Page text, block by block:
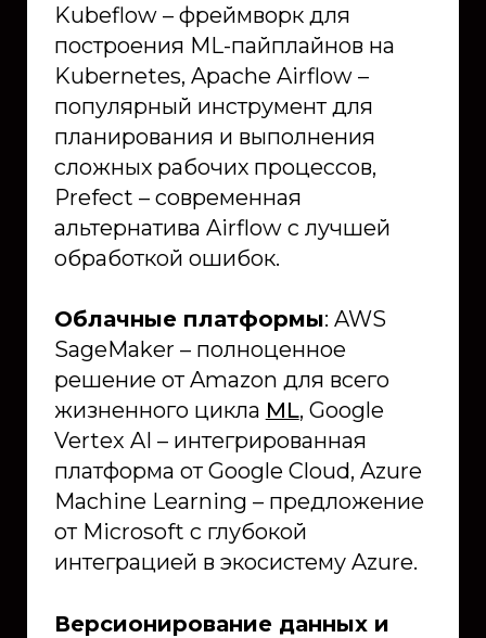
Kubeflow – фреймворк для
построения ML-пайплайнов на
Kubernetes, Apache Airflow –
популярный инструмент для
планирования и выполнения
сложных рабочих процессов,
Prefect – современная
альтернатива Airflow с лучшей
обработкой ошибок.
Облачные платформы: AWS
SageMaker – полноценное
решение от Amazon для всего
жизненного цикла ML, Google
Vertex AI – интегрированная
платформа от Google Cloud, Azure
Machine Learning – предложение
от Microsoft с глубокой
интеграцией в экосистему Azure.
Версионирование данных и